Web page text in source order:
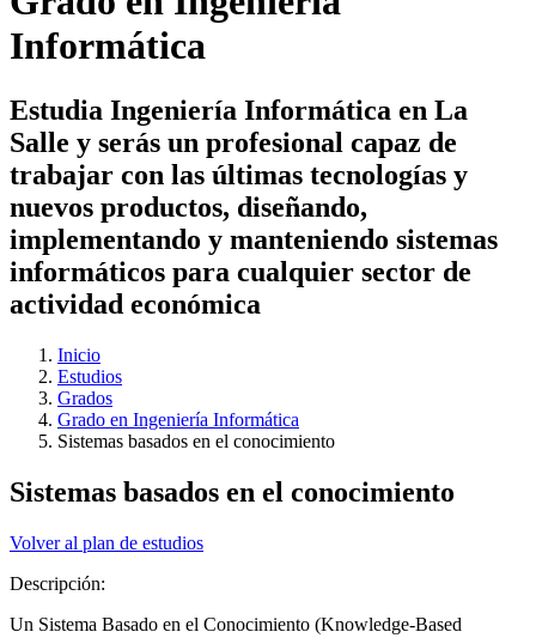
Informática
Estudia Ingeniería Informática en La
Salle y serás un profesional capaz de
trabajar con las últimas tecnologías y
nuevos productos, diseñando,
implementando y manteniendo sistemas
informáticos para cualquier sector de
actividad económica
Inicio
Estudios
Grados
Grado en Ingeniería Informática
Sistemas basados en el conocimiento
Sistemas basados en el conocimiento
Volver al plan de estudios
Descripción:
Un Sistema Basado en el Conocimiento (Knowledge-Based